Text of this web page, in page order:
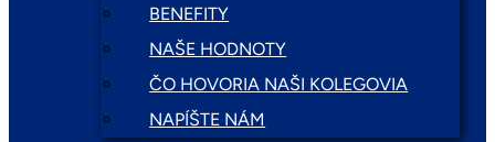
BENEFITY
NAŠE HODNOTY
ČO HOVORIA NAŠI KOLEGOVIA
NAPÍŠTE NÁM